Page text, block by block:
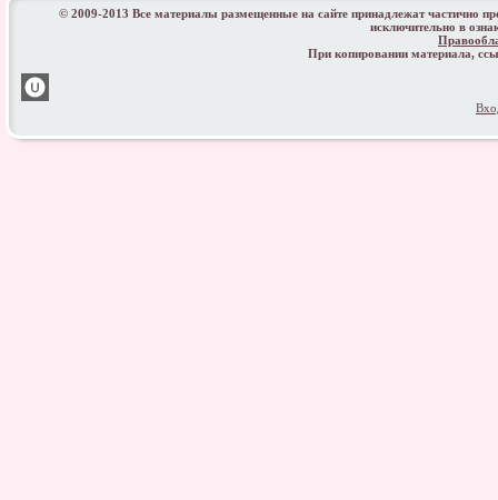
© 2009-2013 Все материалы размещенные на сайте принадлежат частично
исключительно в
При копировании материала,